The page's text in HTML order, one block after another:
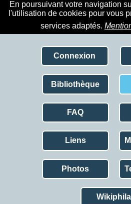
En poursuivant votre navigation
l'utilisation de cookies pour vous
services adaptés.
Connexion
Bibliothèque
FAQ
Liens
Photos
Wikiphila